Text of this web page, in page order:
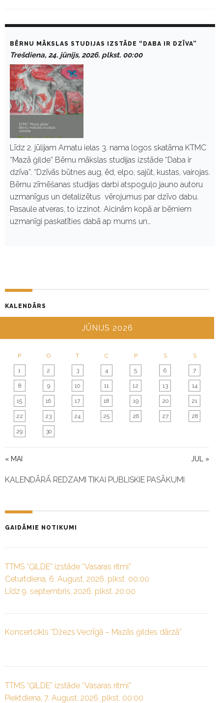
ū
n
BĒRNU MĀKSLAS STUDIJAS IZSTĀDE “DABA IR DZĪVA”
Trešdiena, 24. jūnijs, 2026. plkst. 00:00
Līdz 2. jūlijam Amatu ielas 3. nama logos skatāma KTMC
“Mazā ģilde” Bērnu mākslas studijas izstāde “Daba ir
dzīva”. “Dzīvās būtnes aug, ēd, elpo, sajūt, kustas, vairojas.
Bērnu zīmēšanas studijas darbi atspoguļo jauno autoru
uzmanīgus un detalizētus vērojumus par dzīvo dabu.
Pasaule atveras, to izzinot. Aicinām kopā ar bērniem
uzmanīgi paskatīties dabā ap mums un…
KALENDĀRS
JŪNIJS 2026
P O T C P S S
« MAI JUL »
1 2 3 4 5 6 7
8 9 10 11 12 13 14
15 16 17 18 19 20 21
22 23 24 25 26 27 28
29 30
KALENDĀRĀ REDZAMI TIKAI PUBLISKIE PASĀKUMI
GAIDĀMIE NOTIKUMI
TTMS “ĢILDE” izstāde “Vasaras ritmi”
Ceturtdiena, 6. August, 2026. plkst. 00:00
Līdz 9. septembris, 2026. plkst. 20:00
Koncertcikls “Džezs Vecrīgā – Mazās ģildes dārzā”
TTMS “ĢILDE” izstāde “Vasaras ritmi”
Piektdiena, 7. August, 2026. plkst. 00:00